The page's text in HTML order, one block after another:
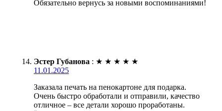
Обязательно вернусь за новыми воспоминаниями!
Эстер Губанова : ★ ★ ★ ★ ★
11.01.2025
Заказала печать на пенокартоне для подарка.
Очень быстро обработали и отправили, качество
отличное – все детали хорошо проработаны.